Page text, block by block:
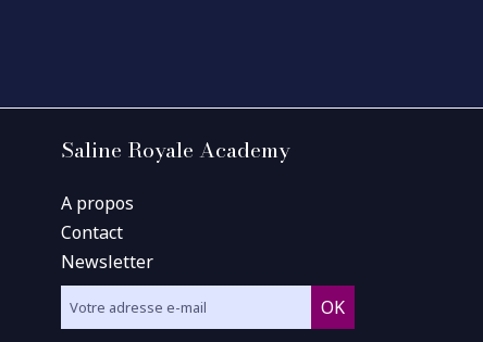
Saline Royale Academy
A propos
Contact
Newsletter